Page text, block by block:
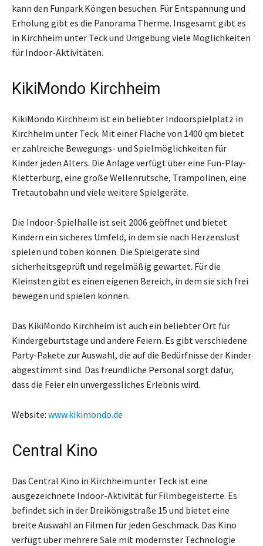
kann den Funpark Köngen besuchen. Für Entspannung und
Erholung gibt es die Panorama Therme. Insgesamt gibt es
in Kirchheim unter Teck und Umgebung viele Möglichkeiten
für Indoor-Aktivitäten.
KikiMondo Kirchheim
KikiMondo Kirchheim ist ein beliebter Indoorspielplatz in
Kirchheim unter Teck. Mit einer Fläche von 1400 qm bietet
er zahlreiche Bewegungs- und Spielmöglichkeiten für
Kinder jeden Alters. Die Anlage verfügt über eine Fun-Play-
Kletterburg, eine große Wellenrutsche, Trampolinen, eine
Tretautobahn und viele weitere Spielgeräte.
Die Indoor-Spielhalle ist seit 2006 geöffnet und bietet
Kindern ein sicheres Umfeld, in dem sie nach Herzenslust
spielen und toben können. Die Spielgeräte sind
sicherheitsgeprüft und regelmäßig gewartet. Für die
Kleinsten gibt es einen eigenen Bereich, in dem sie sich frei
bewegen und spielen können.
Das KikiMondo Kirchheim ist auch ein beliebter Ort für
Kindergeburtstage und andere Feiern. Es gibt verschiedene
Party-Pakete zur Auswahl, die auf die Bedürfnisse der Kinder
abgestimmt sind. Das freundliche Personal sorgt dafür,
dass die Feier ein unvergessliches Erlebnis wird.
Website: www.kikimondo.de
Central Kino
Das Central Kino in Kirchheim unter Teck ist eine
ausgezeichnete Indoor-Aktivität für Filmbegeisterte. Es
befindet sich in der Dreikönigstraße 15 und bietet eine
breite Auswahl an Filmen für jeden Geschmack. Das Kino
verfügt über mehrere Säle mit modernster Technologie